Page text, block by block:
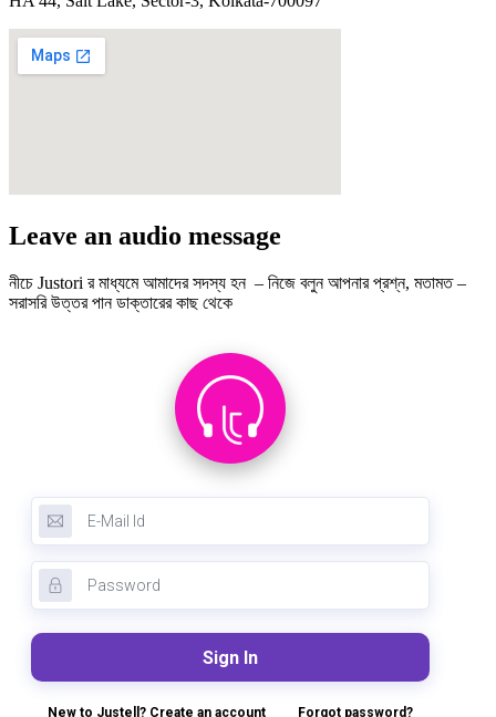
Leave an audio message
নীচে Justori র মাধ্যমে আমাদের সদস্য হন – নিজে বলুন আপনার প্রশ্ন, মতামত –
সরাসরি উত্তর পান ডাক্তারের কাছ থেকে